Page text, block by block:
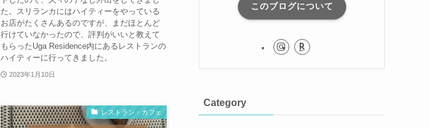
た。スリランカにはハイティーをやっている
お店がたくさんあるのですが、まだほとんど
行けていなかったので、評判がいいと教えて
もらったUga Residence内にあるレストランの
ハイティーに行ってきました。
2023年1月10日
レストラン・カフェ
このブログについて
Category